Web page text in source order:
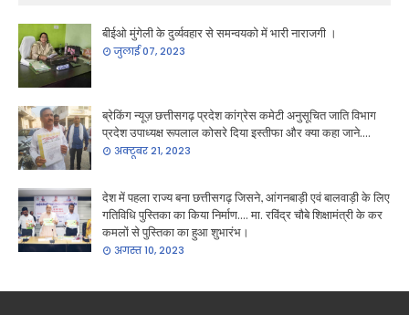
बीईओ मुंगेली के दुर्व्यवहार से समन्वयको में भारी नाराजगी ।
जुलाई 07, 2023
ब्रेकिंग न्यूज़ छत्तीसगढ़ प्रदेश कांग्रेस कमेटी अनुसूचित जाति विभाग
प्रदेश उपाध्यक्ष रूपलाल कोसरे दिया इस्तीफा और क्या कहा जाने....
अक्टूबर 21, 2023
देश में पहला राज्य बना छत्तीसगढ़ जिसने, आंगनबाड़ी एवं बालवाड़ी के लिए
गतिविधि पुस्तिका का किया निर्माण.... मा. रविंद्र चौबे शिक्षामंत्री के कर
कमलों से पुस्तिका का हुआ शुभारंभ।
अगस्त 10, 2023